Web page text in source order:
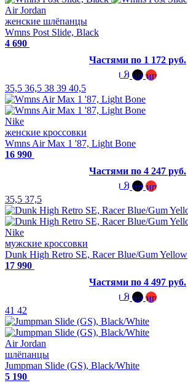
Air Jordan
женские шлёпанцы
Wmns Post Slide, Black
4 690
Частями по 1 172 руб.
35,5 36,5 38 39 40,5
Nike
женские кроссовки
Wmns Air Max 1 '87, Light Bone
16 990
Частями по 4 247 руб.
35,5 37,5
Nike
мужские кроссовки
Dunk High Retro SE, Racer Blue/Gum Yellow
17 990
Частями по 4 497 руб.
41 42
Air Jordan
шлёпанцы
Jumpman Slide (GS), Black/White
5 190